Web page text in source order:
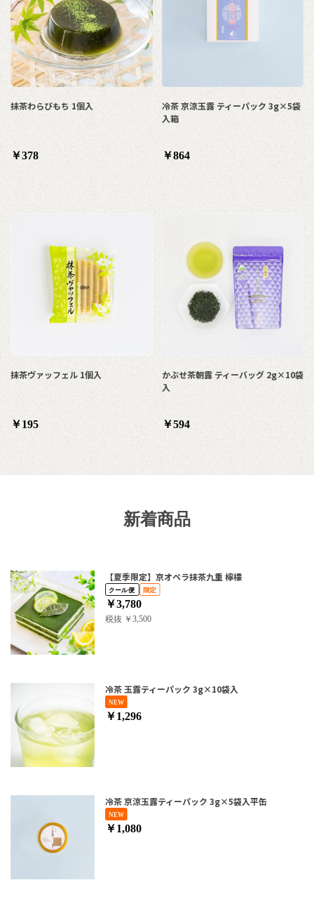
抹茶わらびもち 1個入
￥378
冷茶 京涼玉露 ティーパック 3g×5袋
入箱
￥864
抹茶ヴァッフェル 1個入
￥195
かぶせ茶朝露 ティーバッグ 2g×10袋
入
￥594
新着商品
【夏季限定】京オペラ抹茶九重 檸檬
￥3,780
税抜 ￥3,500
冷茶 玉露ティーパック 3g×10袋入
￥1,296
冷茶 京涼玉露ティーパック 3g×5袋入平缶
￥1,080